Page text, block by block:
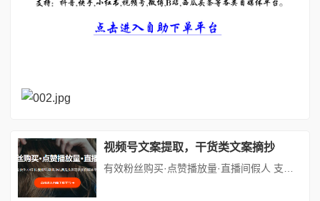
视频号文案提取，干货类文案摘抄
有效粉丝购买·点赞播放量·直播间假人 支持：抖音,快手,小红书,视频号,微博,B站,西瓜头条等各类自媒体平台。自助平台： vip.fen168.com 在当今数字化浪潮中，视频号已成为众多创作者和品牌展示自我、吸引流量的重要阵地。而优质的文案则是视频号的灵魂，它能在瞬间抓住观众的注意力，激发他们的兴趣，引导他们进一步互动和转化。下面，我们就深入探讨视频号干货类文案的提...